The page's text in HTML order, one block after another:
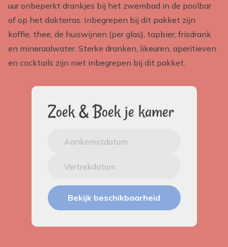
uur onbeperkt drankjes bij het zwembad in de poolbar
of op het dakterras. Inbegrepen bij dit pakket zijn
koffie, thee, de huiswijnen (per glas), tapbier, frisdrank
en mineraalwater. Sterke dranken, likeuren, aperitieven
en cocktails zijn niet inbegrepen bij dit pakket.
Zoek & Boek je kamer